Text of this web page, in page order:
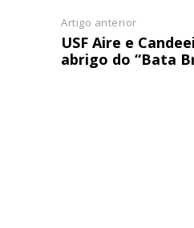
Artigo anterior
USF Aire e
abrigo do “Bata